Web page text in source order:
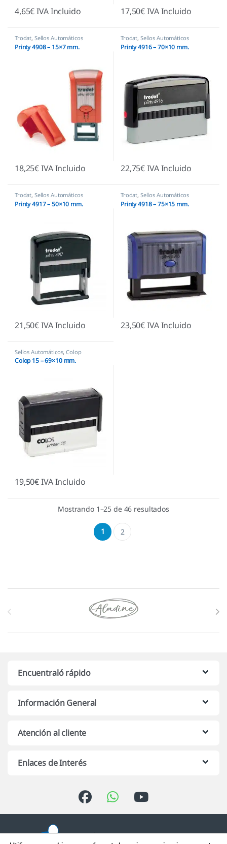
4,65€IVA Incluido 17,50€IVA Incluido
Trodat, Sellos Automáticos
Printy 4908 – 15×7 mm.
18,25€IVA Incluido
Trodat, Sellos Automáticos
Printy 4916 – 70×10 mm.
22,75€IVA Incluido
Trodat, Sellos Automáticos
Printy 4917 – 50×10 mm.
21,50€IVA Incluido
Trodat, Sellos Automáticos
Printy 4918 – 75×15 mm.
23,50€IVA Incluido
Sellos Automáticos,Colop
Colop 15 – 69×10 mm.
19,50€IVA Incluido
Mostrando 1–25 de 46 resultados
1 2
Marcas De Carrusel
Encuentraló rápido
Información General
Atención al cliente
Enlaces de Interés